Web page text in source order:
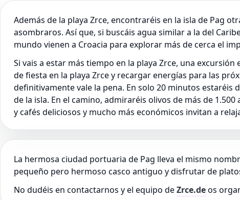
Además de la playa Zrce, encontraréis en la isla de Pag
asombraros. Así que, si buscáis agua similar a la del
mundo vienen a Croacia para explorar más de cerca el
Si vais a estar más tiempo en la playa Zrce, una
de fiesta en la playa Zrce y recargar energías para las
definitivamente vale la pena. En solo 20 minutos
de la isla. En el camino, admiraréis olivos de más de
y cafés deliciosos y mucho más económicos invitan a
La hermosa ciudad portuaria de Pag lleva el mismo
pequeño pero hermoso casco antiguo y disfrutar de
No dudéis en contactarnos y el equipo deZrce.deos